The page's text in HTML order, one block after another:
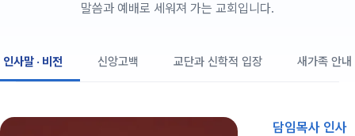
말씀과 예배로 세워져 가는 교회입니다.
인사말 · 비전 신앙고백 교단과 신학적 입장 새가족 안내
담임목사 인사